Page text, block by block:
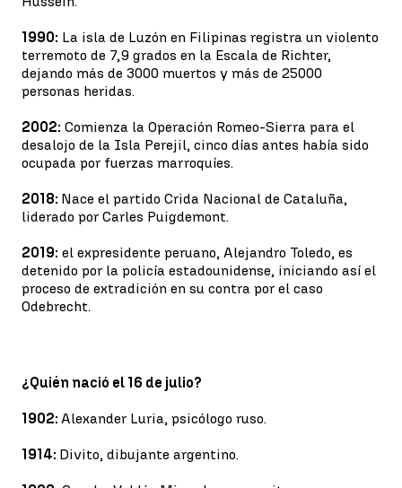
1990: La isla de Luzón en Filipinas registra un violento
terremoto de 7,9 grados en la Escala de Richter,
dejando más de 3000 muertos y más de 25000
personas heridas.
2002: Comienza la Operación Romeo-Sierra para el
desalojo de la Isla Perejil, cinco días antes había sido
ocupada por fuerzas marroquíes.
2018: Nace el partido Crida Nacional de Cataluña,
liderado por Carles Puigdemont.
2019: el expresidente peruano, Alejandro Toledo, es
detenido por la policía estadounidense, iniciando así el
proceso de extradición en su contra por el caso
Odebrecht.
¿Quién nació el 16 de julio?
1902: Alexander Luria, psicólogo ruso.
1914: Divito, dibujante argentino.